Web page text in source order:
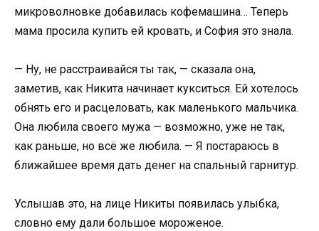
микроволновке добавилась кофемашина… Теперь
мама просила купить ей кровать, и София это знала.
— Ну, не расстраивайся ты так, — сказала она,
заметив, как Никита начинает кукситься. Ей хотелось
обнять его и расцеловать, как маленького мальчика.
Она любила своего мужа — возможно, уже не так,
как раньше, но всё же любила. — Я постараюсь в
ближайшее время дать денег на спальный гарнитур.
Услышав это, на лице Никиты появилась улыбка,
словно ему дали большое мороженое.